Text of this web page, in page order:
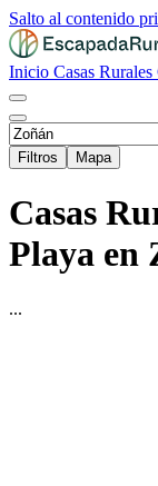
Salto al contenido
Inicio Casas Rurales
Filtros
Mapa
Casas
Playa en
...